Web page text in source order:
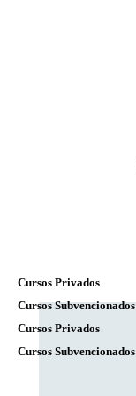
Cursos Privados
Cursos Subvencionados
Cursos Privados
Cursos Subvencionados